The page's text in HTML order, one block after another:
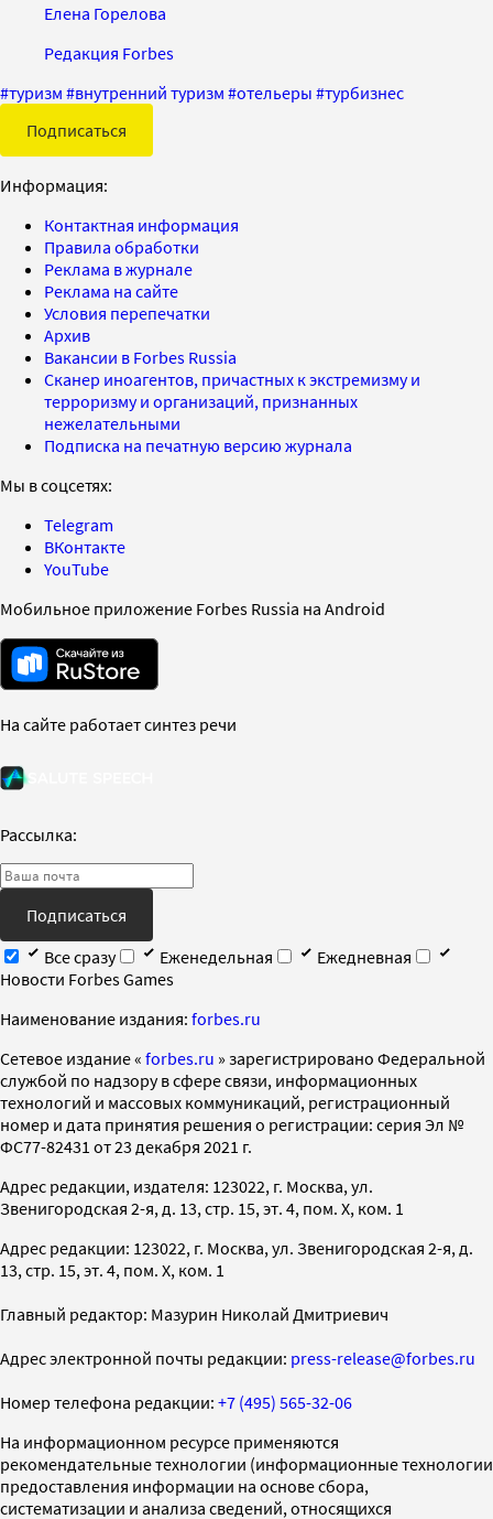
Елена Горелова
Редакция Forbes
#туризм #внутренний туризм #отельеры #турбизнес
Подписаться
Информация:
Контактная информация
Правила обработки
Реклама в журнале
Реклама на сайте
Условия перепечатки
Архив
Вакансии в Forbes Russia
Сканер иноагентов, причастных к экстремизму и
терроризму и организаций, признанных
нежелательными
Подписка на печатную версию журнала
Мы в соцсетях:
Telegram
ВКонтакте
YouTube
Мобильное приложение Forbes Russia на Android
На сайте работает синтез речи
Рассылка:
Подписаться
Все сразу
Еженедельная
Ежедневная
Новости Forbes Games
Наименование издания: forbes.ru
Cетевое издание « forbes.ru » зарегистрировано Федеральной
службой по надзору в сфере связи, информационных
технологий и массовых коммуникаций, регистрационный
номер и дата принятия решения о регистрации: серия Эл №
ФС77-82431 от 23 декабря 2021 г.
Адрес редакции, издателя: 123022, г. Москва, ул.
Звенигородская 2-я, д. 13, стр. 15, эт. 4, пом. X, ком. 1
Адрес редакции: 123022, г. Москва, ул. Звенигородская 2-я, д.
13, стр. 15, эт. 4, пом. X, ком. 1
Главный редактор: Мазурин Николай Дмитриевич
Адрес электронной почты редакции: press-release@forbes.ru
Номер телефона редакции: +7 (495) 565-32-06
На информационном ресурсе применяются
рекомендательные технологии (информационные технологии
предоставления информации на основе сбора,
систематизации и анализа сведений, относящихся